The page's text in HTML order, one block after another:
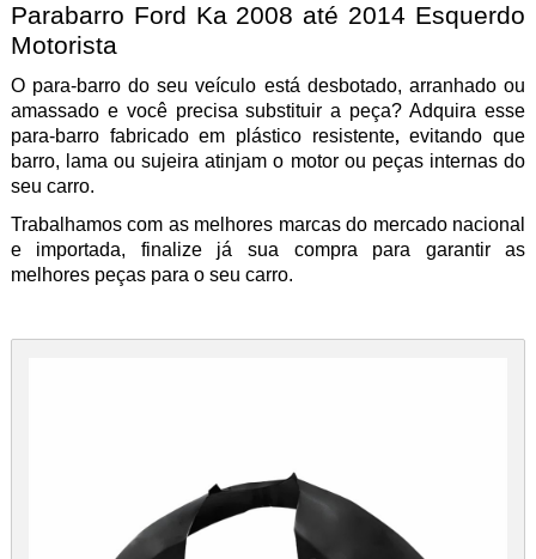
Parabarro Ford Ka 2008 até 2014 Esquerdo
Motorista
O para-barro do seu veículo está desbotado, arranhado ou
amassado e você precisa substituir a peça? Adquira esse
para-barro fabricadoem plástico resistente,evitando que
barro, lama ou sujeira atinjam o motor ou peças internas do
seu carro.
Trabalhamos com as melhores marcas do mercado nacional
e importada, finalize já sua compra para garantir as
melhores peças para o seu carro.